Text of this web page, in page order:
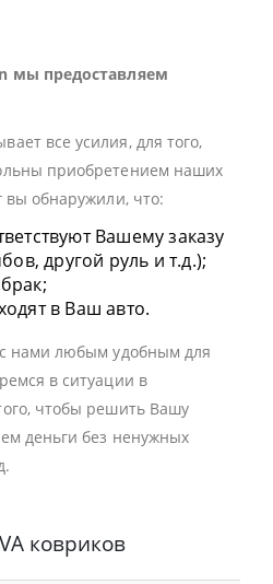
мы предоставляем
все усилия, для того,
приобретением наших
вы обнаружили, что:
Вашему заказу
другой руль и т.д.);
в Ваш авто.
нами любым удобным для
в ситуации в
чтобы решить Вашу
деньги без ненужных
ковриков